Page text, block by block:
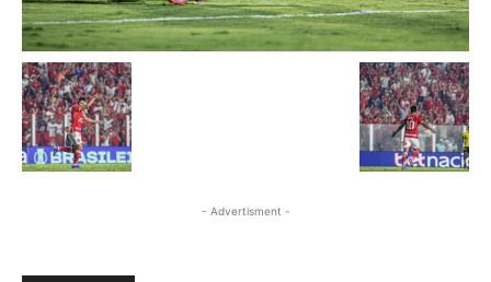
- Advertisment -